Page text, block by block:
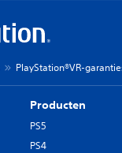
PlayStation®VR-
Producten
PS5
PS4